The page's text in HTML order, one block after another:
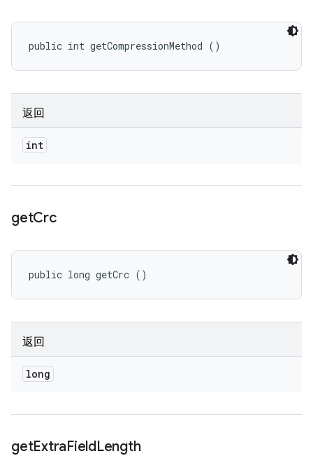
public int getCompressionMethod ()
返回
int
getCrc
public long getCrc ()
返回
long
getExtraFieldLength